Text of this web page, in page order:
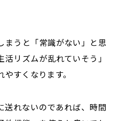
まうと「常識がない」と思
リズムが乱れていそう」
すくなります。
送れないのであれば、時間